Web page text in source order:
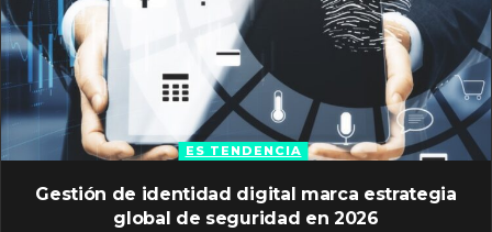
ES TENDENCIA
Gestión de identidad digital marca estrategia
global de seguridad en 2026